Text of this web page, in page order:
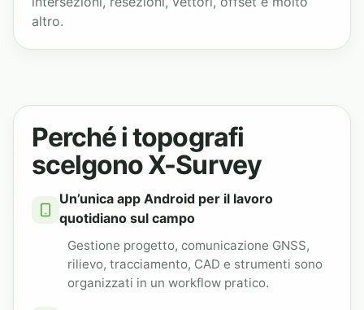
altro.
Perché i topografi
scelgono X-Survey
Un’unica app Android per il lavoro
quotidiano sul campo
Gestione progetto, comunicazione GNSS,
rilievo, tracciamento, CAD e strumenti sono
organizzati in un workflow pratico.